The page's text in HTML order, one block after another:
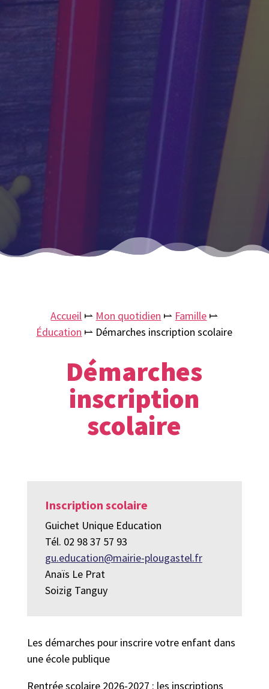
Accueil ⥛ Mon quotidien ⥛ Famille ⥛
Éducation ⥛ Démarches inscription scolaire
Démarches
inscription
scolaire
Inscription scolaire
Guichet Unique Education
Tél. 02 98 37 57 93
gu.education@mairie-plougastel.fr
Anaïs Le Prat
Soizig Tanguy
Les démarches pour inscrire votre enfant dans
une école publique
Rentrée scolaire 2026-2027 : les inscriptions